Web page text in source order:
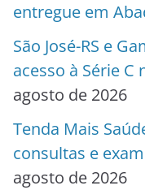
entregue em
São José-RS e
acesso à Série C
agosto de 2026
Tenda Mais
consultas e
agosto de 2026